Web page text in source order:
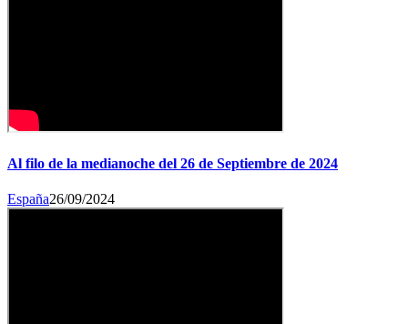
Al filo de la medianoche del 26 de Septiembre de 2024
España26/09/2024